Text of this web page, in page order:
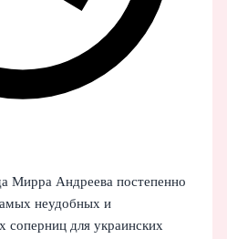
Мирра Андреева постепенно
неудобных и
соперниц для украинских